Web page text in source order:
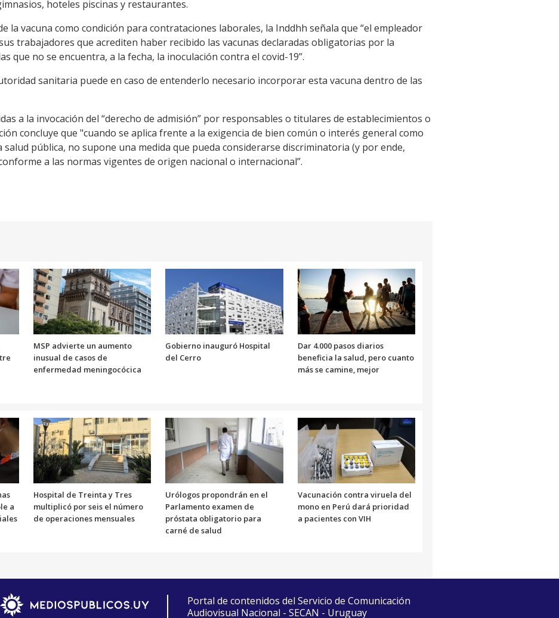
hoteles piscinas y restaurantes.
la vacuna como condición para contrataciones laborales, la Inddhh señala que “el empleador
trabajadores que acrediten haber recibido las vacunas declaradas obligatorias por la
que no se encuentra, a la fecha, la inoculación contra el covid-19”.
sanitaria puede en caso de entenderlo necesario incorporar esta vacuna dentro de las
a la invocación del “derecho de admisión” por responsables o titulares de establecimientos o
concluye que "cuando se aplica frente a la exigencia de bien común o interés general como
salud pública, no supone una medida que pueda considerarse discriminatoria (y por ende,
a las normas vigentes de origen nacional o internacional”.
MSP advierte un aumento
inusual de casos de
enfermedad meningocócica
Gobierno inauguró Hospital
del Cerro
Dar 4.000 pasos diarios
beneficia la salud, pero cuanto
más se camine, mejor
a
Hospital de Treinta y Tres
multiplicó por seis el número
de operaciones mensuales
Urólogos propondrán en el
Parlamento examen de
próstata obligatorio para
carné de salud
Vacunación contra viruela del
mono en Perú dará prioridad
a pacientes con VIH
Portal de contenidos del Servicio de Comunicación
Audiovisual Nacional - SECAN - Uruguay